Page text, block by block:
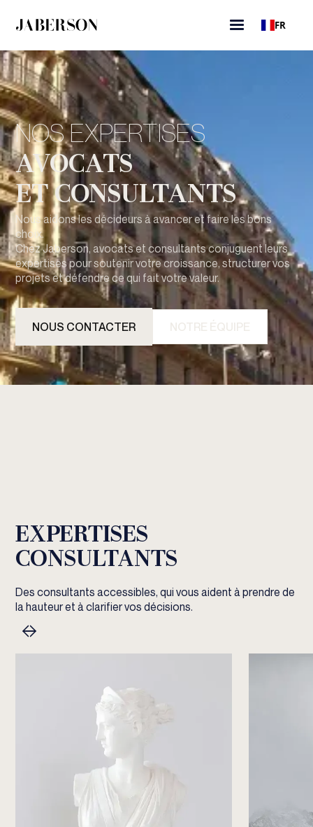
FR
NOS EXPERTISES
AVOCATS
ET CONSULTANTS
Nous aidons les décideurs à avancer et faire les bons
choix.
Chez Jaberson, avocats et consultants conjuguent leurs
expertises pour soutenir votre croissance, structurer vos
projets et défendre ce qui fait votre valeur.
NOUS CONTACTER NOTRE ÉQUIPE
EXPERTISES
CONSULTANTS
Des consultants accessibles, qui vous aident à prendre de
la hauteur et à clarifier vos décisions.